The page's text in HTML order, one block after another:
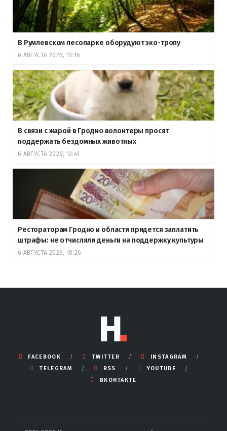
В Румлевском лесопарке оборудуют эко-тропу
6 АВГУСТА 2026, 13:16
В связи с жарой в Гродно волонтеры просят
поддержать бездомных животных
6 АВГУСТА 2026, 12:41
Рестораторам Гродно и области придется заплатить
штрафы: не отчисляли деньги на поддержку культуры
6 АВГУСТА 2026, 10:26
FACEBOOK TWITTER
INSTAGRAM
TELEGRAM
RSS
YOUTUBE
ВКОНТАКТЕ